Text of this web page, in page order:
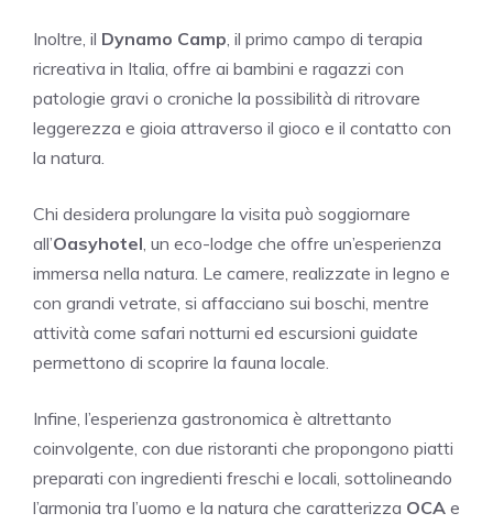
Inoltre, il Dynamo Camp , il primo campo di terapia
ricreativa in Italia, offre ai bambini e ragazzi con
patologie gravi o croniche la possibilità di ritrovare
leggerezza e gioia attraverso il gioco e il contatto con
la natura.
Chi desidera prolungare la visita può soggiornare
all’Oasyhotel , un eco-lodge che offre un’esperienza
immersa nella natura. Le camere, realizzate in legno e
con grandi vetrate, si affacciano sui boschi, mentre
attività come safari notturni ed escursioni guidate
permettono di scoprire la fauna locale.
Infine, l’esperienza gastronomica è altrettanto
coinvolgente, con due ristoranti che propongono piatti
preparati con ingredienti freschi e locali, sottolineando
l’armonia tra l’uomo e la natura che caratterizza OCA e